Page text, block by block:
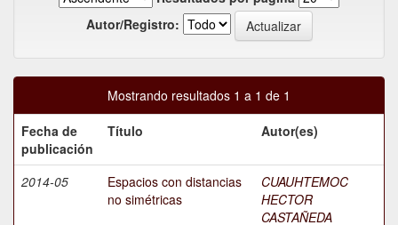
Autor/Registro:
Mostrando resultados 1 a 1 de 1
Fecha de
publicación
Título Autor(es)
2014-05
Espacios con distancias
no simétricas
CUAUHTEMOC
HECTOR
CASTAÑEDA